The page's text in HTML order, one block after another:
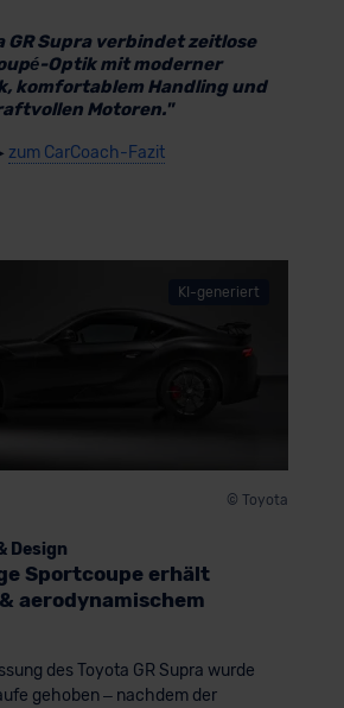
GR Supra verbindet zeitlose
Optik mit moderner
komfortablem Handling und
Motoren."
zum CarCoach-Fazit
KI-generiert
© Toyota
Design
Sportcoupe erhält
aerodynamischem
des Toyota GR Supra wurde
gehoben – nachdem der